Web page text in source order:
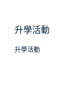
升學活動
升學活動